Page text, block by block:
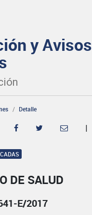
y Avisos
Detalle
|
DE SALUD
E/2017